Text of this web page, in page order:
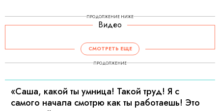
ПРОДОЛЖЕНИЕ НИЖЕ
Видео
СМОТРЕТЬ ЕЩЕ
ПРОДОЛЖЕНИЕ
«Саша, какой ты умница! Такой труд! Я с
самого начала смотрю как ты работаешь! Это